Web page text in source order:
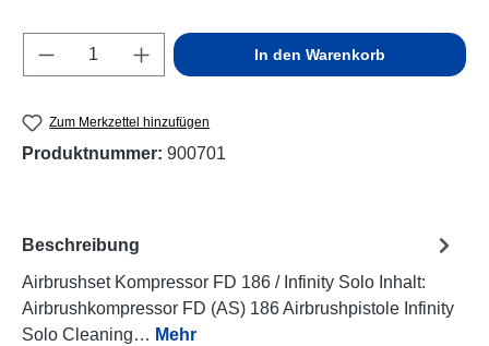
Produkt Anzahl: Gib den gewünschten
In den Warenkorb
Zum Merkzettel hinzufügen
Produktnummer: 900701
Beschreibung
Airbrushset Kompressor FD 186 / Infinity Solo Inhalt:
Airbrushkompressor FD (AS) 186 Airbrushpistole Infinity
Solo Cleaning… Mehr